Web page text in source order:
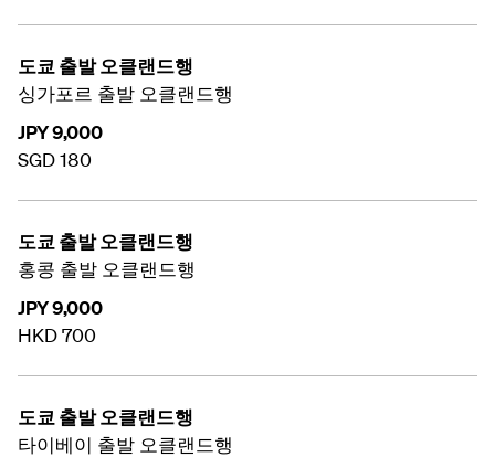
도쿄 출발 오클랜드행
싱가포르 출발 오클랜드행
JPY 9,000
SGD 180
도쿄 출발 오클랜드행
홍콩 출발 오클랜드행
JPY 9,000
HKD 700
도쿄 출발 오클랜드행
타이베이 출발 오클랜드행